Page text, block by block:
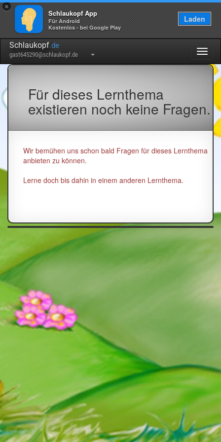
×
Schlaukopf App
Für Android
Kostenlos - bei Google Play
Laden
Schlaukopf.de
gast645290@schlaukopf.de
Für dieses Lernthema
existieren noch keine Fragen.
Wir bemühen uns schon bald Fragen für dieses Lernthema
anbieten zu können.
Lerne doch bis dahin in einem anderen Lernthema.